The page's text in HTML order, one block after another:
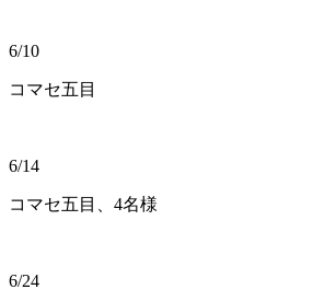
6/10
コマセ五目
6/14
コマセ五目、4名様
6/24